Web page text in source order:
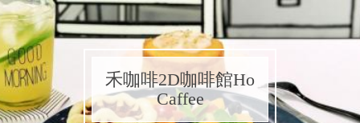
禾咖啡2D咖啡館Ho
Caffee